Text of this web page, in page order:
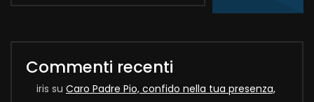
Commenti recenti
iris su Caro Padre Pio, confido nella tua presenza,